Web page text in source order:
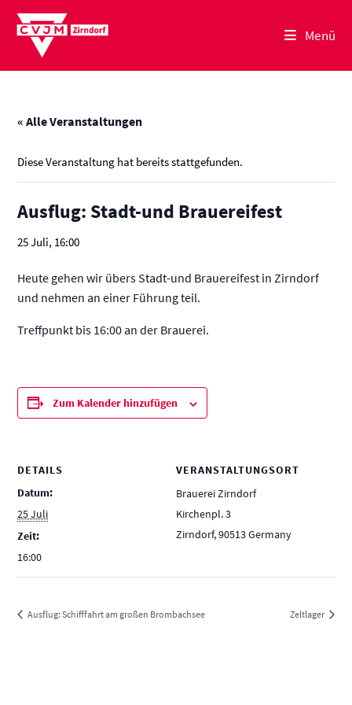
Inhalt
springen
Menü
« Alle Veranstaltungen
Diese Veranstaltung hat bereits stattgefunden.
Ausflug: Stadt-und Brauereifest
25 Juli, 16:00
Heute gehen wir übers Stadt-und Brauereifest in Zirndorf
und nehmen an einer Führung teil.
Treffpunkt bis 16:00 an der Brauerei.
Zum Kalender hinzufügen
DETAILS
Datum:
25 Juli
Zeit:
16:00
VERANSTALTUNGSORT
Brauerei Zirndorf
Kirchenpl. 3
Zirndorf,90513Germany
Ausflug: Schifffahrt am großen Brombachsee Zeltlager